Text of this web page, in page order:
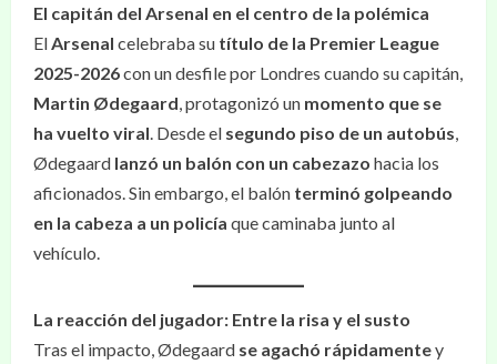
El capitán del Arsenal en el centro de la polémica
ElArsenal celebraba su título de la Premier League
2025-2026con un desfile por Londres cuando su capitán,
Martin Ødegaard, protagonizó un momento que se
ha vuelto viral. Desde el segundo piso de un autobús,
Ødegaard lanzó un balón con un cabezazo hacia los
aficionados. Sin embargo, el balón terminó golpeando
en la cabeza a un policía que caminaba junto al
vehículo.
La reacción del jugador: Entre la risa y el susto
Tras el impacto, Ødegaard se agachó rápidamentey